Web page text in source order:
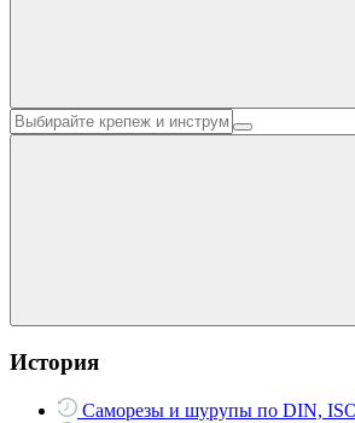
История
Саморезы и шурупы по DIN,